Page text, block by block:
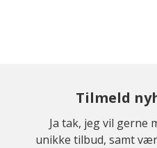
Tilmeld
Ja tak, jeg vil gerne
unikke tilbud, samt